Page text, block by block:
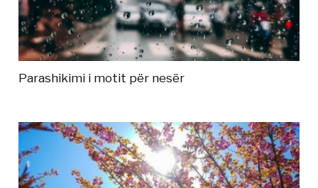
Parashikimi i motit për nesër